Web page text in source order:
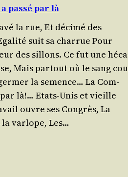
passé par là
la rue, Et déci­mé des
suit sa charrue Pour
des sillons. Ce fut une
Mais par­tout où le sang
la semence… La Com­
par là!… Etats-Unis et vieille
ouvre ses Congrès, La
la varlope, Les…